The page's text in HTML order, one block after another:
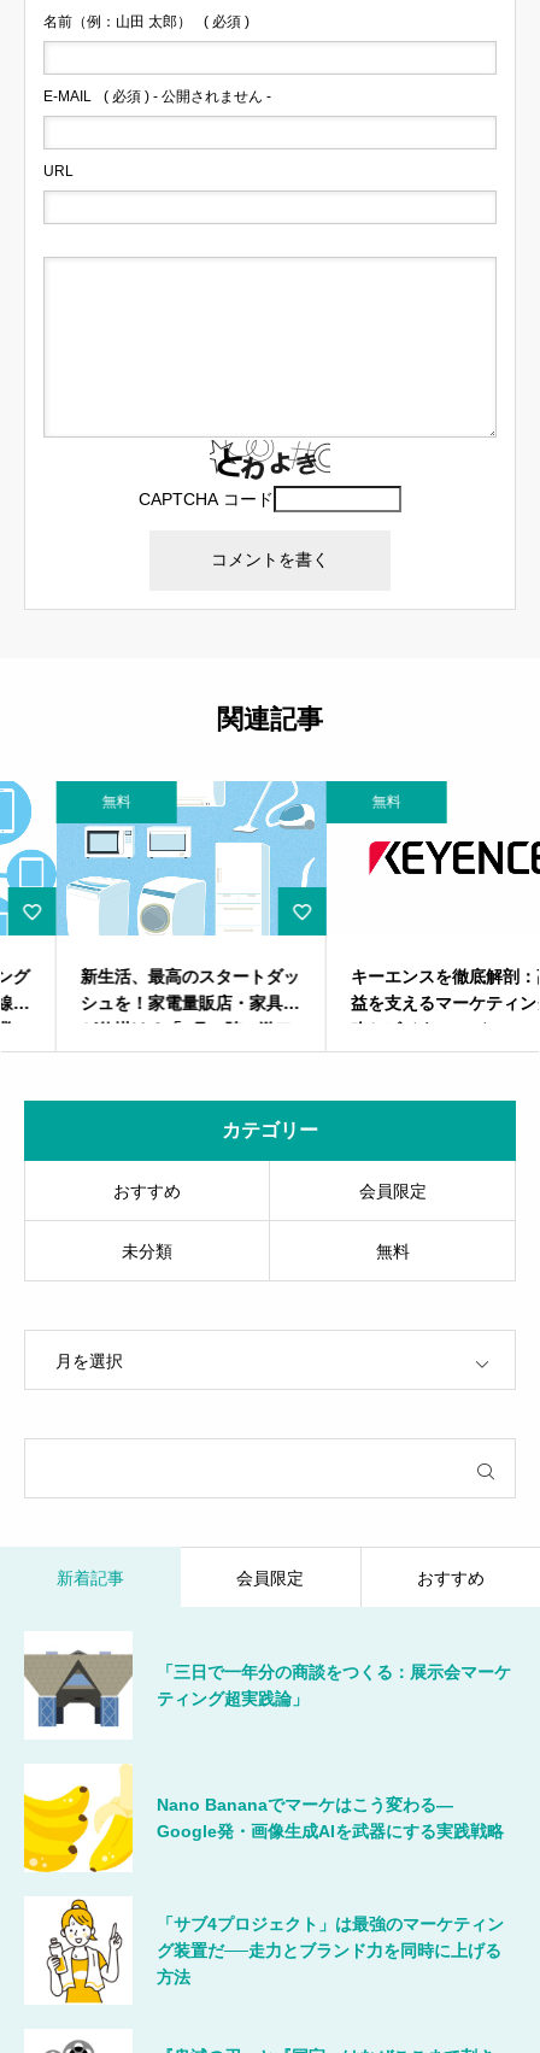
名前（例：山田 太郎） ( 必須 )
E-MAIL ( 必須 ) - 公開されません -
URL
CAPTCHA コード
関連記事
新生活、最高のスタートダッ
シュを！家電量販店・家具店
が仕掛ける「4月の陣」激ア
ツマーケティング
キーエンスを徹底解剖：高収
益を支えるマーケティング戦
略とビジネスモデル
カテゴリー
おすすめ 会員限定
未分類 無料
新着記事 会員限定 おすすめ
「三日で一年分の商談をつくる：展示会マーケ
ティング超実践論」
Nano Bananaでマーケはこう変わる―
Google発・画像生成AIを武器にする実践戦略
「サブ4プロジェクト」は最強のマーケティン
グ装置だ──走力とブランド力を同時に上げる
方法